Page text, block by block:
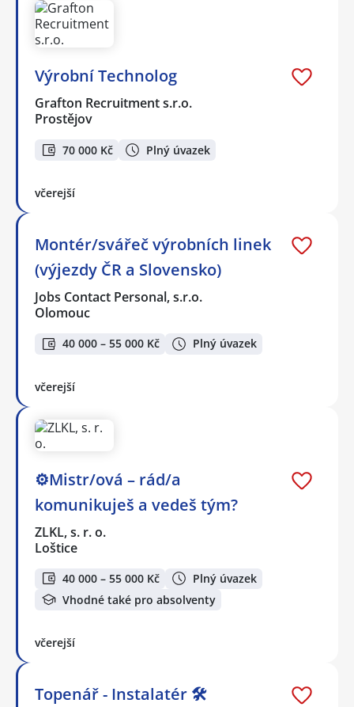
Výrobní Technolog
Grafton Recruitment s.r.o.
Prostějov
70 000 Kč Plný úvazek
včerejší
Montér/svářeč výrobních linek
(výjezdy ČR a Slovensko)
Jobs Contact Personal, s.r.o.
Olomouc
40 000 – 55 000 Kč Plný úvazek
včerejší
⚙️Mistr/ová – rád/a
komunikuješ a vedeš tým?
ZLKL, s. r. o.
Loštice
40 000 – 55 000 Kč
Plný úvazek
Vhodné také pro absolventy
včerejší
Topenář - Instalatér 🛠️